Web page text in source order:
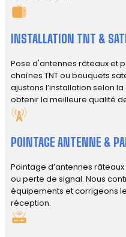
INSTALLATION TNT &
Pose d'antennes râteaux et
chaînes TNT ou bouquets
ajustons l’installation selon
obtenir la meilleure qualité
POINTAGE ANTENNE &
Pointage d’antennes
ou perte de signal. Nous
équipements et corrigeons
réception.